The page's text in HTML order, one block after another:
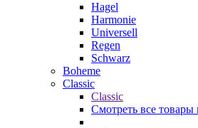
Hagel
Harmonie
Universell
Regen
Schwarz
Boheme
Classic
Classic
Смотреть все товары